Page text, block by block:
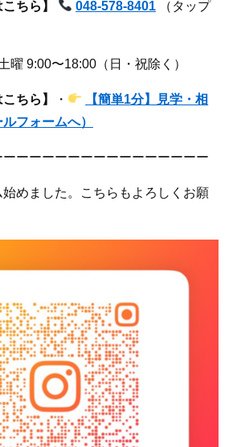
ちら】 048-578-8401 （タップ
曜 9:00〜18:00（日・祝除く）
ちら】 ・
【簡単1分】見学・相
フォームへ）
ーーーーーーーーーーーーーーー
めました。こちらもよろしくお願